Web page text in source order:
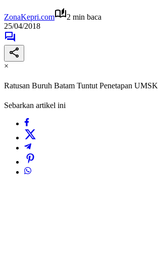
ZonaKepri.com
2 min baca
25/04/2018
×
Ratusan Buruh Batam Tuntut Penetapan UMSK
Sebarkan artikel ini